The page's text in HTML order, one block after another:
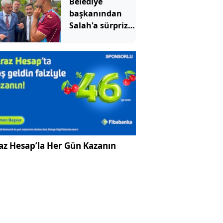
karar
başkanından
Salah'a sürpriz
arsa al
Hesap’la Her Gün Kazanın